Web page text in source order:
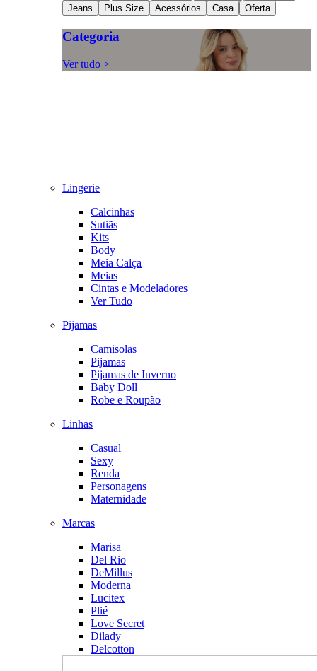
Jeans
Plus Size Acessórios Casa Oferta
Categoria
Ver tudo >
Lingerie
Calcinhas
Sutiãs
Kits
Body
Meia Calça
Meias
Cintas e Modeladores
Ver Tudo
Pijamas
Camisolas
Pijamas
Pijamas de Inverno
Baby Doll
Robe e Roupão
Linhas
Casual
Sexy
Renda
Personagens
Maternidade
Marcas
Marisa
Del Rio
DeMillus
Moderna
Lucitex
Plié
Love Secret
Dilady
Delcotton